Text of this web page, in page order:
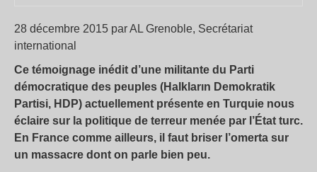
28 décembre 2015 par AL Grenoble, Secrétariat
international
Ce témoignage inédit d’une militante du Parti
démocratique des peuples (Halkların Demokratik
Partisi, HDP) actuellement présente en Turquie nous
éclaire sur la politique de terreur menée par l’État turc.
En France comme ailleurs, il faut briser l’omerta sur
un massacre dont on parle bien peu.